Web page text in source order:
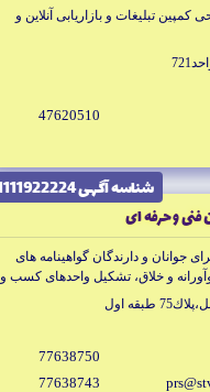
تبليغات و بازاريابى آنلاين و
47620510
شناسه آگهى 1111922224
فنى و حرفه اى
جوانان و دارندگان گواهينامه هاى
و خلاق، تشكيل واحدهاى كسب و
اول
77638750
77638743